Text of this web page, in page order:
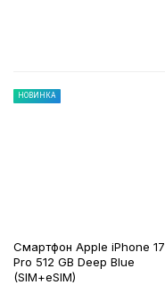
НОВИНКА
Смартфон Apple iPhone 17
Pro 512 GB Deep Blue
(SIM+eSIM)